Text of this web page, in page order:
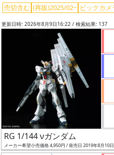
売切含む (再販)2025/02~ ビックカ
フ
リ
ー
更新日時: 2026年8月9日16:22 / 検索結果: 137
RG 1/144 νガンダム
メーカー希望小売価格 4,950円 / 発売日 2019年8月10日